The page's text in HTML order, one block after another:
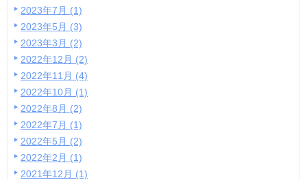
2023年7月 (1)
2023年5月 (3)
2023年3月 (2)
2022年12月 (2)
2022年11月 (4)
2022年10月 (1)
2022年8月 (2)
2022年7月 (1)
2022年5月 (2)
2022年2月 (1)
2021年12月 (1)